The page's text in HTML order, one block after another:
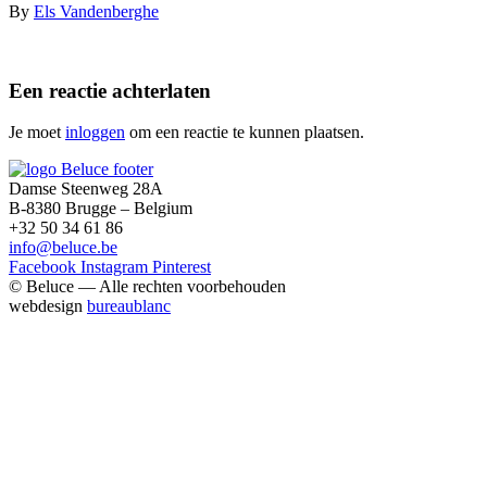
By Els Vandenberghe
Een reactie achterlaten
Je moet inloggen om een reactie te kunnen plaatsen.
Damse Steenweg 28A
B-8380 Brugge – Belgium
+32 50 34 61 86
info@beluce.be
Facebook Instagram Pinterest
© Beluce — Alle rechten voorbehouden
webdesign bureaublanc